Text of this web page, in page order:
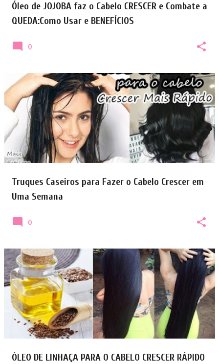
Óleo de JOJOBA faz o Cabelo CRESCER e Combate a
QUEDA:Como Usar e BENEFÍCIOS
0
Truques Caseiros para Fazer o Cabelo Crescer em
Uma Semana
0
ÓLEO DE LINHAÇA PARA O CABELO CRESCER RÁPIDO